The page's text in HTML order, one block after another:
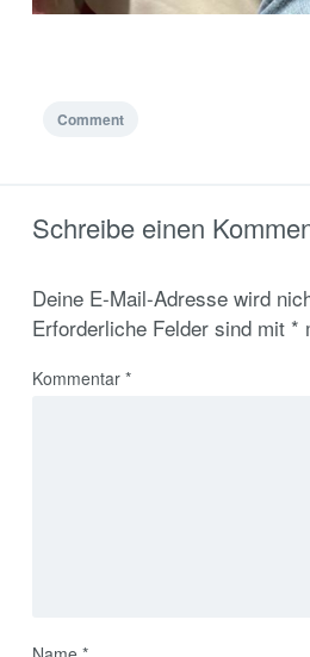
Comment
Schreibe einen
Deine E-Mail-Adresse wird
Erforderliche Felder sind mit *
Kommentar *